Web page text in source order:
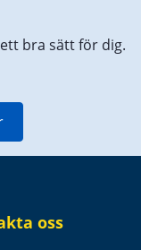
bra sätt för dig.
oss